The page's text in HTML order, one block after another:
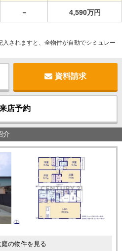
－ 4,590万円
入されますと、全物件が自動でシミュレー
資料請求
店予約
介
の物件を見る